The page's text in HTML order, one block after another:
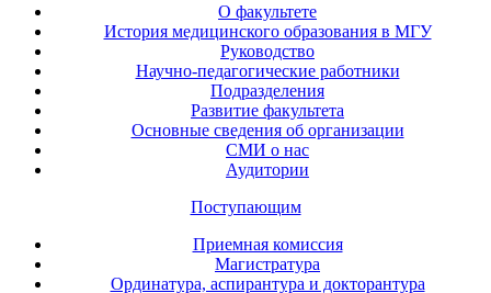
О факультете
История медицинского образования в МГУ
Руководство
Научно-педагогические работники
Подразделения
Развитие факультета
Основные сведения об организации
СМИ о нас
Аудитории
Поступающим
Приемная комиссия
Магистратура
Ординатура, аспирантура и докторантура